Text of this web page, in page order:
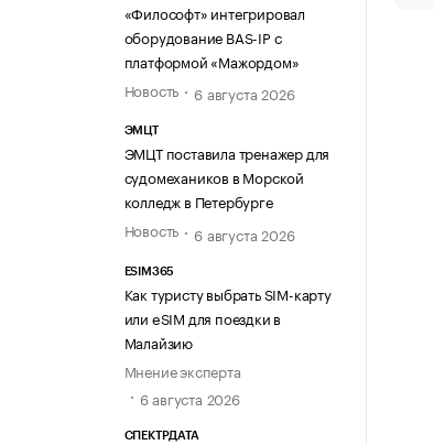
«Философт» интегрировал
оборудование BAS-IP с
платформой «Мажордом»
Новость
6 августа 2026
ЭМЦТ
ЭМЦТ поставила тренажер для
судомехаников в Морской
колледж в Петербурге
Новость
6 августа 2026
ESIM365
Как туристу выбрать SIM-карту
или eSIM для поездки в
Малайзию
Мнение эксперта
6 августа 2026
СПЕКТРДАТА